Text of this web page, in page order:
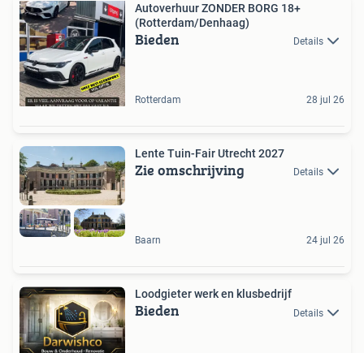
Autoverhuur ZONDER BORG 18+
(Rotterdam/Denhaag)
Bieden Details
Rotterdam 28 jul 26
Lente Tuin-Fair Utrecht 2027
Zie omschrijving Details
Baarn 24 jul 26
Loodgieter werk en klusbedrijf
Bieden Details